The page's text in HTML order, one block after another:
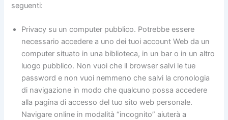
seguenti:
Privacy su un computer pubblico. Potrebbe essere
necessario accedere a uno dei tuoi account Web da un
computer situato in una biblioteca, in un bar o in un altro
luogo pubblico. Non vuoi che il browser salvi le tue
password e non vuoi nemmeno che salvi la cronologia
di navigazione in modo che qualcuno possa accedere
alla pagina di accesso del tuo sito web personale.
Navigare online in modalità “incognito” aiuterà a